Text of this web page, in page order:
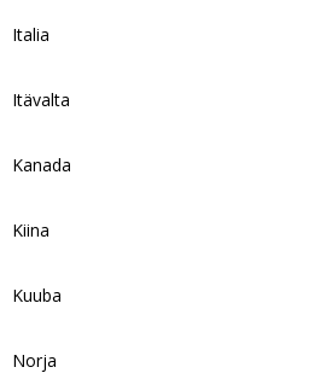
Italia
Itävalta
Kanada
Kiina
Kuuba
Norja